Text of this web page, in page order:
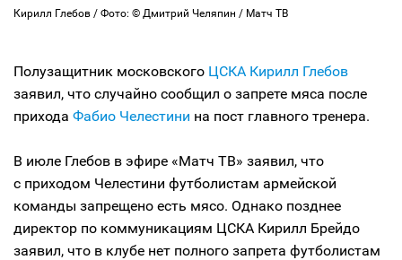
Кирилл Глебов / Фото: © Дмитрий Челяпин / Матч ТВ
Полузащитник московского ЦСКА Кирилл Глебов
заявил, что случайно сообщил о запрете мяса после
прихода Фабио Челестини на пост главного тренера.
В июле Глебов в эфире «Матч ТВ» заявил, что
с приходом Челестини футболистам армейской
команды запрещено есть мясо. Однако позднее
директор по коммуникациям ЦСКА Кирилл Брейдо
заявил, что в клубе нет полного запрета футболистам